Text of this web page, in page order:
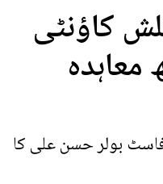
کاؤنٹی
معاہدہ
بولر حسن علی کا